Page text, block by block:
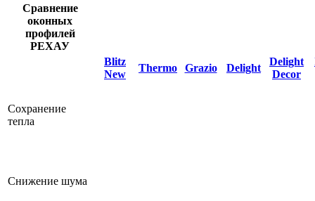
Сравнение
оконных
профилей
РЕХАУ
Blitz
New
Thermo Grazio Delight
Delight
Decor
Сохранение
тепла
Снижение шума